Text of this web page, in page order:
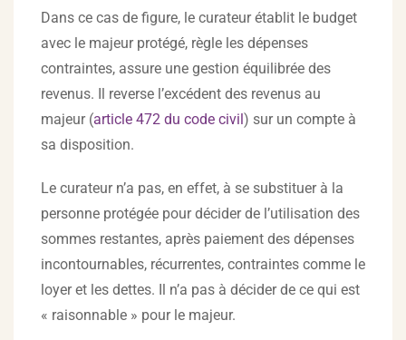
Dans ce cas de figure, le curateur établit le budget
avec le majeur protégé, règle les dépenses
contraintes, assure une gestion équilibrée des
revenus. Il reverse l’excédent des revenus au
majeur (article 472 du code civil) sur un compte à
sa disposition.
Le curateur n’a pas, en effet, à se substituer à la
personne protégée pour décider de l’utilisation des
sommes restantes, après paiement des dépenses
incontournables, récurrentes, contraintes comme le
loyer et les dettes. Il n’a pas à décider de ce qui est
« raisonnable » pour le majeur.